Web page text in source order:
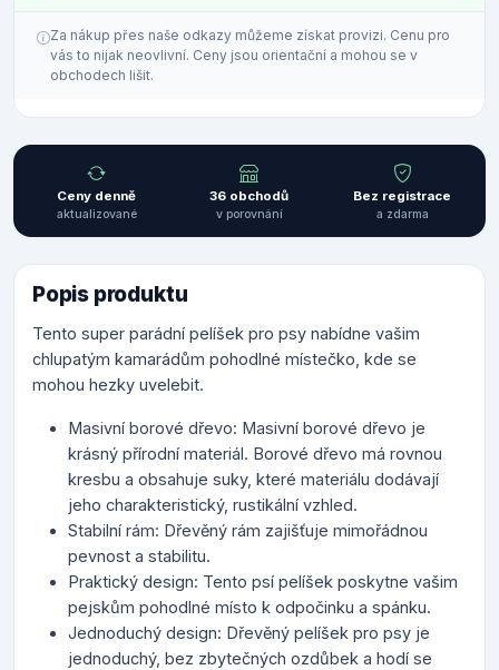
Za nákup přes naše odkazy můžeme získat provizi. Cenu pro
vás to nijak neovlivní. Ceny jsou orientační a mohou se v
obchodech lišit.
Ceny denně
aktualizované
36 obchodů
v porovnání
Bez registrace
a zdarma
Popis produktu
Tento super parádní pelíšek pro psy nabídne vašim
chlupatým kamarádům pohodlné místečko, kde se
mohou hezky uvelebit.
Masivní borové dřevo: Masivní borové dřevo je
krásný přírodní materiál. Borové dřevo má rovnou
kresbu a obsahuje suky, které materiálu dodávají
jeho charakteristický, rustikální vzhled.
Stabilní rám: Dřevěný rám zajišťuje mimořádnou
pevnost a stabilitu.
Praktický design: Tento psí pelíšek poskytne vašim
pejskům pohodlné místo k odpočinku a spánku.
Jednoduchý design: Dřevěný pelíšek pro psy je
jednoduchý, bez zbytečných ozdůbek a hodí se